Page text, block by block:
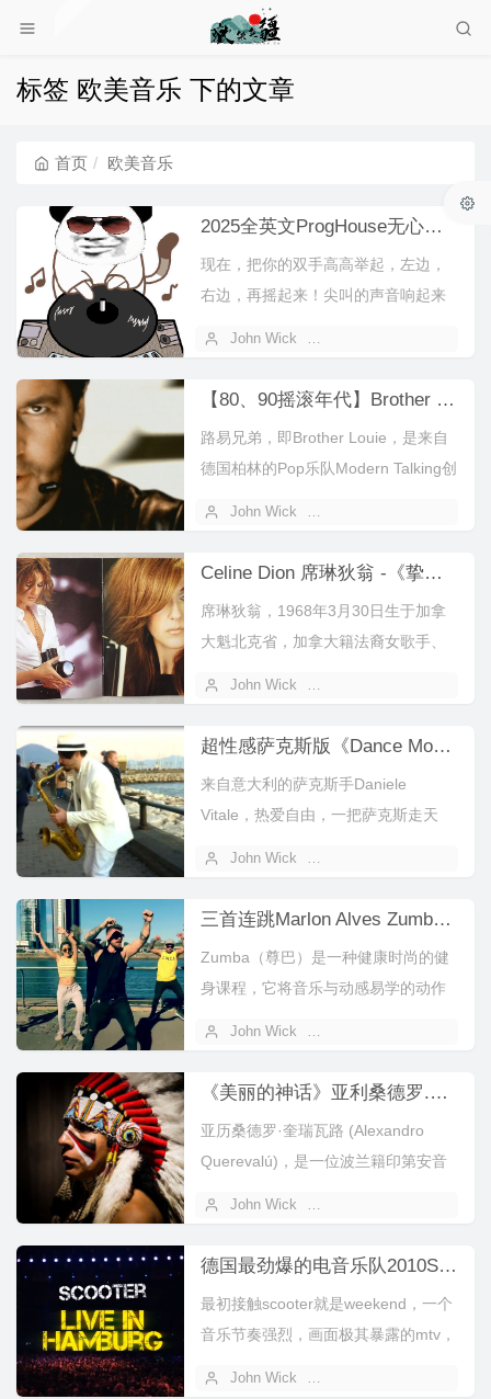
标签 欧美音乐 下的文章
首页 欧美音乐
2025全英文ProgHouse无心睡眠鼓慢摇串烧
现在，把你的双手高高举起，左边，
右边，再摇起来！尖叫的声音响起来
John Wick
【80、90摇滚年代】Brother Louie '98 - Modern Talking
路易兄弟，即Brother Louie，是来自
德国柏林的Pop乐队Modern Talking创
John Wick
Celine Dion 席琳狄翁 -《挚爱》(My Love Essential Collection)[WAV+CUE/原抓/百度盘]
席琳狄翁，1968年3月30日生于加拿
大魁北克省，加拿大籍法裔女歌手、
John Wick
超性感萨克斯版《Dance Monkey》！油管2亿播放萨克斯大神Daniele Vitale来啦！
来自意大利的萨克斯手Daniele
Vitale，热爱自由，一把萨克斯走天
John Wick
三首连跳Marlon Alves Zumba尊巴健身燃脂操SE la diabia， Se VUELVE LOCA
Zumba（尊巴）是一种健康时尚的健
身课程，它将音乐与动感易学的动作
John Wick
《美丽的神话》亚利桑德罗.印第安音乐品鉴会长沙站
亚历桑德罗·奎瑞瓦路 (Alexandro
Querevalú)，是一位波兰籍印第安音
John Wick
德国最劲爆的电音乐队2010SCOOTER德国汉堡现场演唱会
最初接触scooter就是weekend，一个
音乐节奏强烈，画面极其暴露的mtv，
John Wick